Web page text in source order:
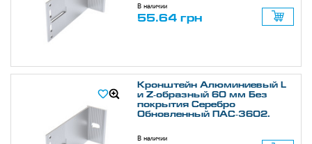
В наличии
55.64 грн
Кронштейн Алюминиевый L
и Z-образный 60 мм Без
покрытия Серебро
Обновленный ПАС-3602.
В наличии